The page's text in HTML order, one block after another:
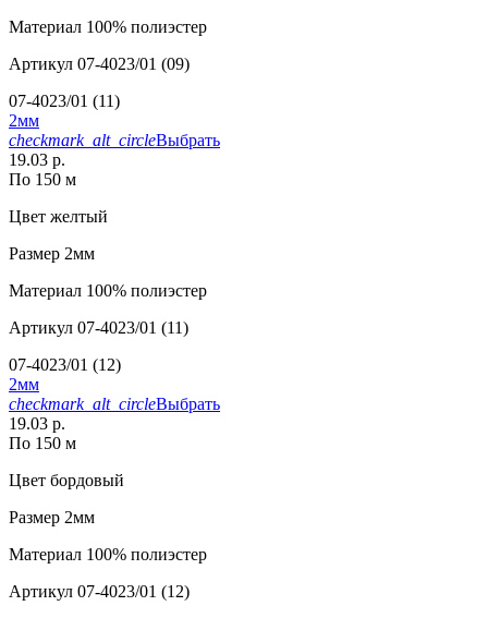
Материал 100% полиэстер
Артикул 07-4023/01 (09)
07-4023/01 (11)
2мм
checkmark_alt_circleВыбрать
19.03 р.
По 150 м
Цвет желтый
Размер 2мм
Материал 100% полиэстер
Артикул 07-4023/01 (11)
07-4023/01 (12)
2мм
checkmark_alt_circleВыбрать
19.03 р.
По 150 м
Цвет бордовый
Размер 2мм
Материал 100% полиэстер
Артикул 07-4023/01 (12)